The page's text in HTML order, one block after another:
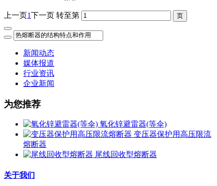
上一页1下一页 转至第
新闻动态
媒体报道
行业资讯
企业新闻
为您推荐
氧化锌避雷器(等伞)
变压器保护用高压限流
熔断器
尾线回收型熔断器
关于我们